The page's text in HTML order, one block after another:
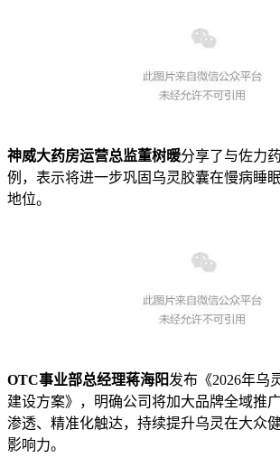
神威大药房运营总监董树暖分享了与佐力
例，表示将进一步巩固乌灵胶囊在慢病睡
地位。
OTC事业部总经理蒋海阳发布《2026年乌
建设方案》，明确公司将加大品牌全域推
渗透、精准化触达，持续提升乌灵在大众
影响力。